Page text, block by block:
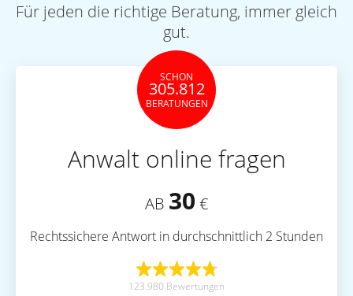
Für jeden die richtige Beratung, immer gleich
gut.
SCHON
305.812
BERATUNGEN
Anwalt online fragen
AB 30 €
Rechtssichere Antwort in durchschnittlich 2 Stunden
123.980 Bewertungen